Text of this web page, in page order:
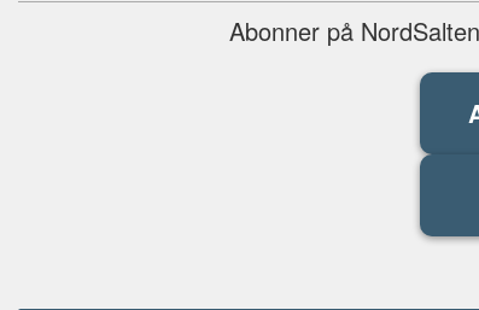
Abonner på